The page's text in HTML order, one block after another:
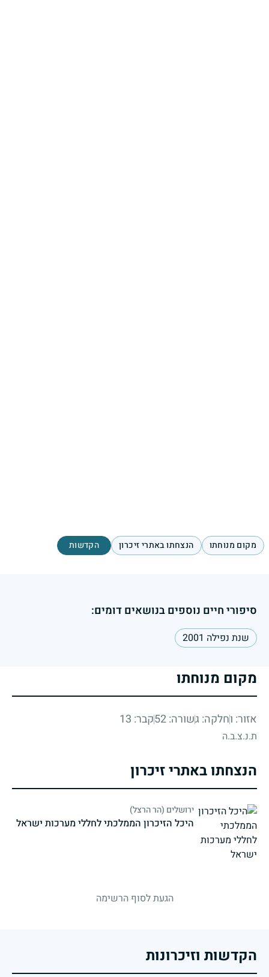
מקום מנוחתו הנצחתו באתרי זיכרון הקדשות
סיפורי חיים נוספים בנושאים דומים:
שנת נפילה 2001
מקום מנוחתו
אזור: וחלקה: גשורה: 52 קבר: 13
ת.נ.צ.ב.ה
הנצחתו באתרי זיכרון
ירושלים (הר הרצל)
היכל הזיכרון הממלכתי לחללי מערכות ישראל
הגעת לסוף הרשימה
הקדשות וזיכרונות